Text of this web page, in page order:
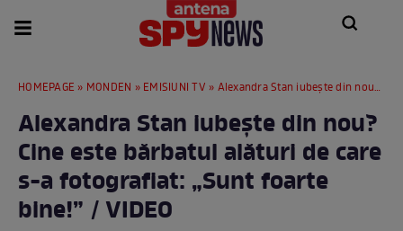
HOMEPAGE » MONDEN » EMISIUNI TV » Alexandra Stan iubește din nou? Cine este bărbatul alături de care s-a fotografiat: „Sunt foarte bine!” / VIDEO
Alexandra Stan iubește din nou?
Cine este bărbatul alături de care
s-a fotografiat: „Sunt foarte
bine!” / VIDEO